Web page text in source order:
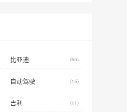
比亚迪 (65)
自动驾驶 (15)
吉利 (11)